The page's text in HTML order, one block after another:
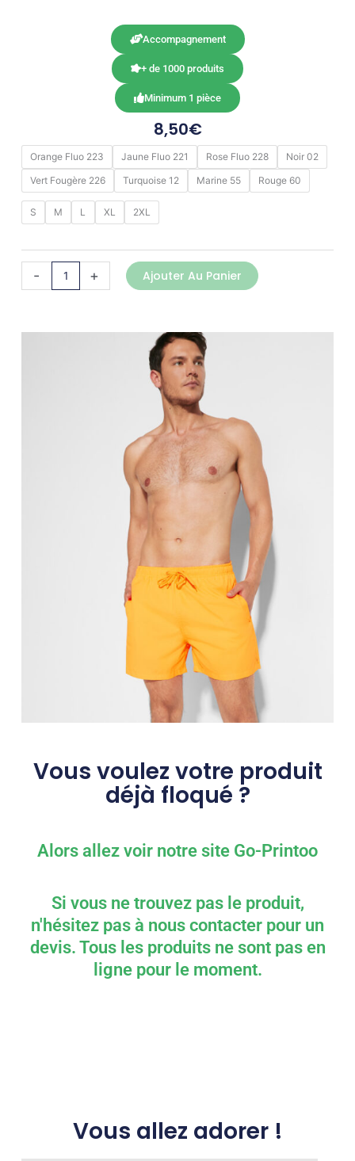
Accompagnement
+ de 1000 produits
Minimum 1 pièce
8,50€
Orange Fluo 223 Jaune Fluo 221 Rose Fluo 228
Noir 02
Vert Fougère 226
Turquoise 12 Marine 55 Rouge 60
S M L XL 2XL
-
quantité
de
AQUA
+ Ajouter Au Panier
Vous voulez votre produit
déjà floqué ?
Alors allez voir notre site Go-Printoo
Si vous ne trouvez pas le produit,
n'hésitez pas à nous contacter pour un
devis. Tous les produits ne sont pas en
ligne pour le moment.
Vous allez adorer !